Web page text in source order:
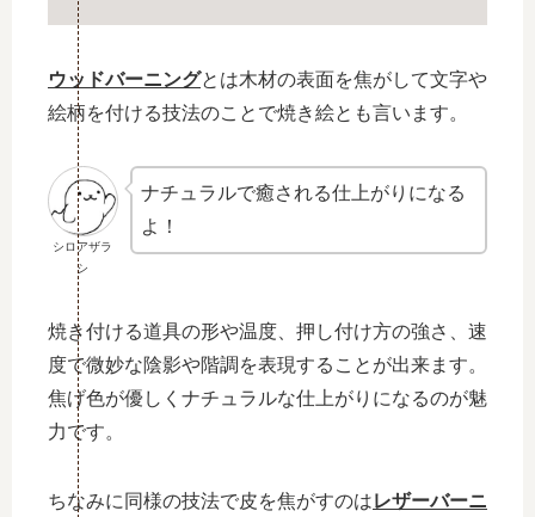
ウッドバーニングとは木材の表面を焦がして文字や
絵柄を付ける技法のことで焼き絵とも言います。
シロアザラ
シ
ナチュラルで癒される仕上がりになる
よ！
焼き付ける道具の形や温度、押し付け方の強さ、速
度で微妙な陰影や階調を表現することが出来ます。
焦げ色が優しくナチュラルな仕上がりになるのが魅
力です。
ちなみに同様の技法で皮を焦がすのはレザーバーニ